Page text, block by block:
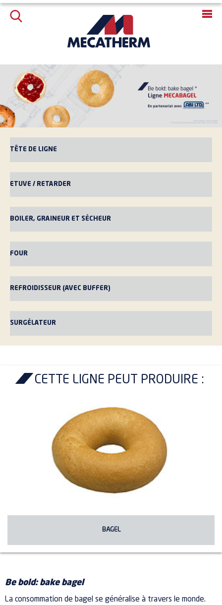
TÊTE DE LIGNE
ETUVE / RETARDER
BOILER, GRAINEUR ET SÉCHEUR
FOUR
REFROIDISSEUR (AVEC BUFFER)
SURGÉLATEUR
CETTE LIGNE PEUT PRODUIRE :
BAGEL
Be bold: bake bagel
La consommation de bagel se généralise à travers le monde.